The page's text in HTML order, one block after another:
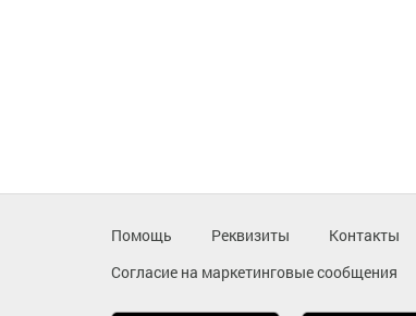
Помощь Реквизиты Контакты
Согласие на маркетинговые сообщения